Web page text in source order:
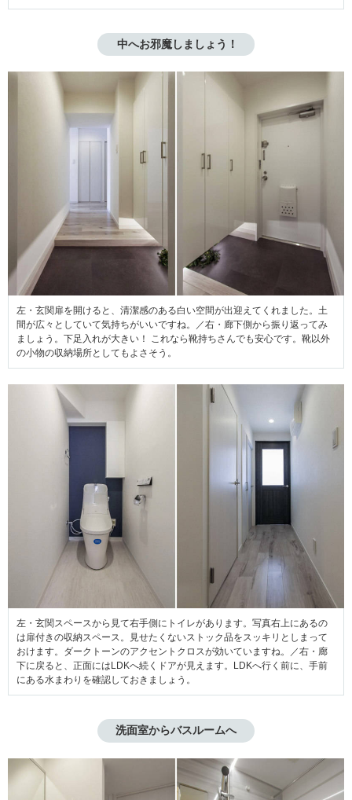
中へお邪魔しましょう！
左・玄関扉を開けると、清潔感のある白い空間が出迎えてくれました。土
間が広々としていて気持ちがいいですね。／右・廊下側から振り返ってみ
ましょう。下足入れが大きい！ これなら靴持ちさんでも安心です。靴以外
の小物の収納場所としてもよさそう。
左・玄関スペースから見て右手側にトイレがあります。写真右上にあるの
は扉付きの収納スペース。見せたくないストック品をスッキリとしまって
おけます。ダークトーンのアクセントクロスが効いていますね。／右・廊
下に戻ると、正面にはLDKへ続くドアが見えます。LDKへ行く前に、手前
にある水まわりを確認しておきましょう。
洗面室からバスルームへ